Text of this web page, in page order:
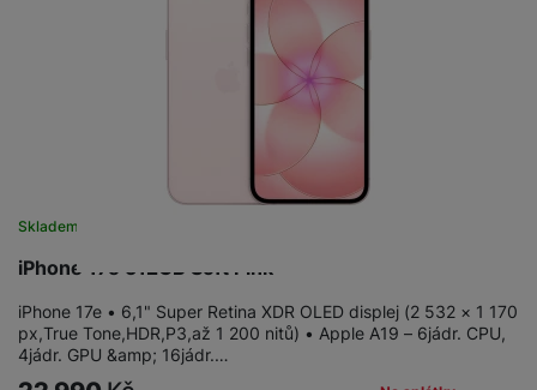
iPhone 17e 512GB Soft Pink
Skladem
iPhone 17e • 6,1" Super Retina XDR OLED displej (2 532 × 1 170
px,True Tone,HDR,P3,až 1 200 nitů) • Apple A19 – 6jádr. CPU,
4jádr. GPU &amp; 16jádr.…